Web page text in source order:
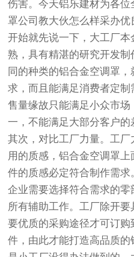
伤害。今天铝乐建材为各
罩公司教大伙怎么样采办优
开始就先说一下，大工厂
熟，具有精湛的研究开发
同的种类的铝合金空调罩
求，而且能满足消费者定
售量缘故只能满足小众市
一，不能满足大部分客户的
其次，对比工厂力量。工
用的质感，铝合金空调罩
件的质感必定符合制作需求
企业需要选择符合需求的
所有辅助工作。工厂除开
要优质的采购途径才可订
件，由此才能打造高品质